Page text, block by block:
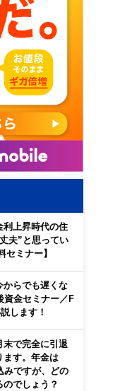
利上昇時代の住
夫”と思ってい
セミナー】
からでも遅くな
資金セミナー／F
します！
末で完全に引退
ます。年金は
みですが、どの
のでしょう？